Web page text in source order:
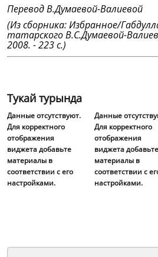
Перевод В.Думаевой-Валиевой
(Из сборника: Избранное/
татарского В.С.Думаевой-
2008. - 223 с.)
Тукай турында
Данные отсутствуют.
Для корректного
отображения
виджета добавьте
материалы в
соответствии с его
настройками.
Данные
Для корректного
отображения
виджета добавьте
материалы в
соответствии с
настройками.